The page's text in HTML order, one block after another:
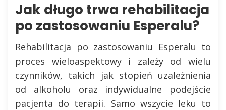
Jak długo trwa rehabilitacja
po zastosowaniu Esperalu?
Rehabilitacja po zastosowaniu Esperalu to
proces wieloaspektowy i zależy od wielu
czynników, takich jak stopień uzależnienia
od alkoholu oraz indywidualne podejście
pacjenta do terapii. Samo wszycie leku to